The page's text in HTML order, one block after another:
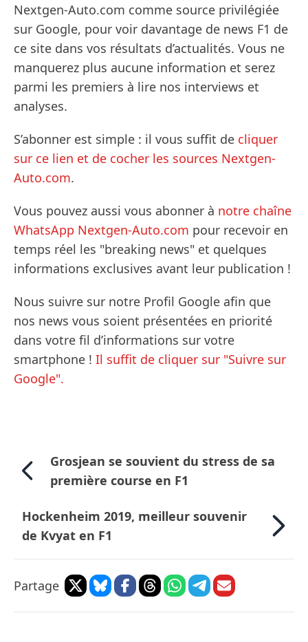
Nextgen-Auto.com comme source privilégiée
sur Google, pour voir davantage de news F1 de
ce site dans vos résultats d’actualités. Vous ne
manquerez plus aucune information et serez
parmi les premiers à lire nos interviews et
analyses.
S’abonner est simple : il vous suffit de cliquer
sur ce lien et de cocher les sources Nextgen-
Auto.com.
Vous pouvez aussi vous abonner à notre chaîne
WhatsApp Nextgen-Auto.com pour recevoir en
temps réel les "breaking news" et quelques
informations exclusives avant leur publication !
Nous suivre sur notre Profil Google afin que
nos news vous soient présentées en priorité
dans votre fil d’informations sur votre
smartphone ! Il suffit de cliquer sur "Suivre sur
Google".
Grosjean se souvient du stress de sa
première course en F1
Hockenheim 2019, meilleur souvenir
de Kvyat en F1
Partage